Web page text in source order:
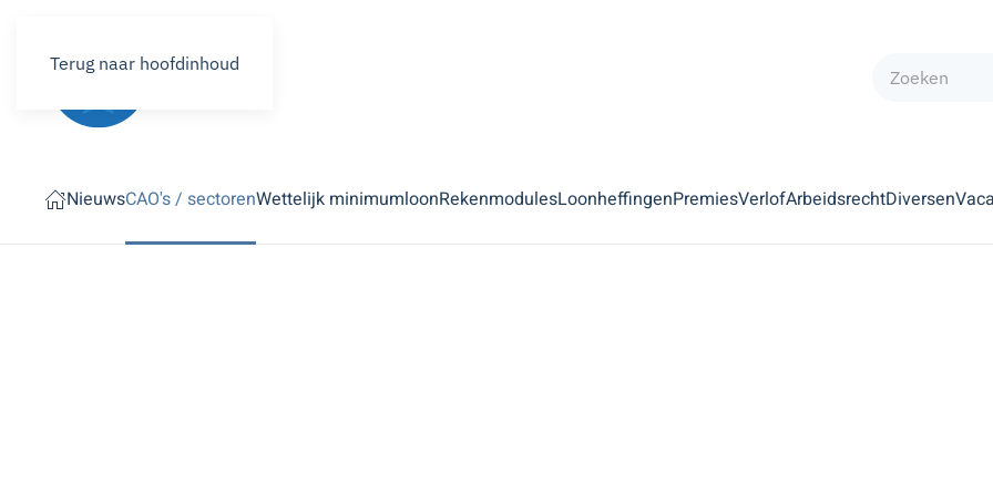
Terug naar hoofdinhoud
NieuwsCAO's / sectorenWettelijk minimumloonRekenmodulesLoonheffingenPremiesVerlofArbeidsrechtDiversen